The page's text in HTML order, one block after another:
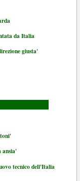
da Italia
giusta'
ansia'
tecnico dell'Italia